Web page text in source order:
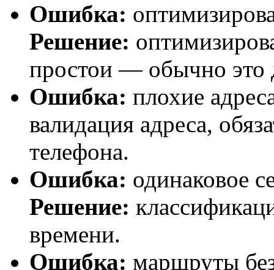
Ошибка:
Решение:
простои — обычно это
Ошибка: плохие
валидация адреса,
телефона.
Ошибка: одинаковое
Решение:
времени.
Ошибка: маршруты